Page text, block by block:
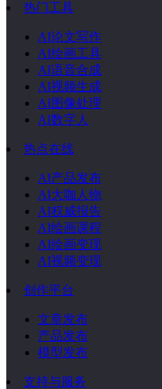
热门工具
AI论文写作
AI绘画工具
AI语音合成
AI视频生成
AI图像处理
AI数字人
热点在线
AI产品发布
AI大咖人物
AI权威报告
AI绘画课程
AI绘画变现
AI视频变现
创作平台
文章发布
产品发布
模型发布
支持与服务